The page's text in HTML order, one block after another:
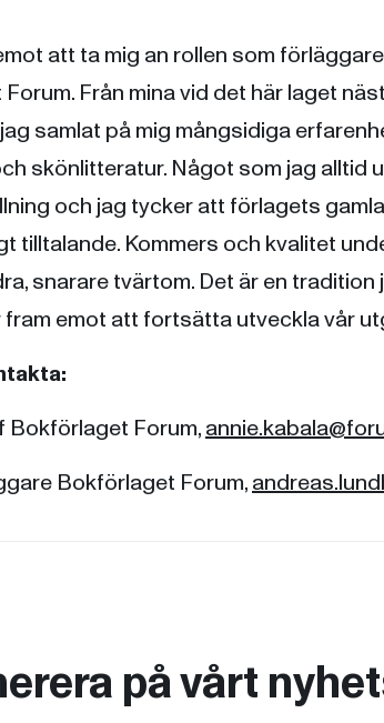
att ta mig an rollen som
Från mina vid det här laget
samlat på mig mångsidiga
skönlitteratur. Något som jag alltid
och jag tycker att förlagets
tilltalande. Kommers och kvalitet
snarare tvärtom. Det är en
fram emot att fortsätta utveckla vår
Bokförlaget Forum,
Bokförlaget Forum,
på vårt